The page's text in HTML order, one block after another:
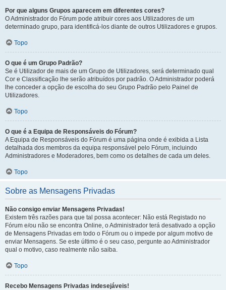
Por que alguns Grupos aparecem em diferentes cores?
O Administrador do Fórum pode atribuir cores aos Utilizadores de um
determinado grupo, para identificá-los diante de outros Utilizadores e grupos.
Topo
O que é um Grupo Padrão?
Se é Utilizador de mais de um Grupo de Utilizadores, será determinado qual
Cor e Classificação lhe serão atribuídos por padrão. O Administrador poderá
lhe conceder a opção de escolha do seu Grupo Padrão pelo Painel de
Utilizadores.
Topo
O que é a Equipa de Responsáveis do Fórum?
A Equipa de Responsáveis do Fórum é uma página onde é exibida a Lista
detalhada dos membros da equipa responsável pelo Fórum, incluindo
Administradores e Moderadores, bem como os detalhes de cada um deles.
Topo
Sobre as Mensagens Privadas
Não consigo enviar Mensagens Privadas!
Existem três razões para que tal possa acontecer: Não está Registado no
Fórum e/ou não se encontra Online, o Administrador terá desativado a opção
de Mensagens Privadas em todo o Fórum ou o impede por algum motivo de
enviar Mensagens. Se este último é o seu caso, pergunte ao Administrador
qual o motivo, caso realmente não saiba.
Topo
Recebo Mensagens Privadas indesejáveis!